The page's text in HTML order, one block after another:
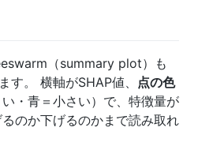
（summary plot）も
す。 横軸がSHAP値、
点の色
い・青＝小さい）で、特徴量が
のか下げるのかまで読み取れ